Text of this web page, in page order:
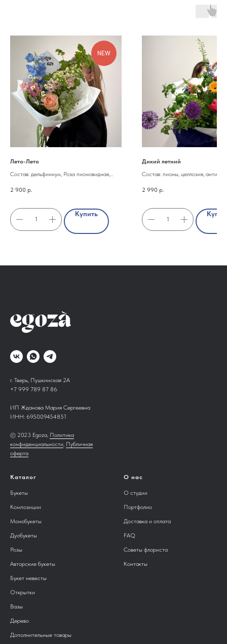
NEW
Лето-Лето
Состав: дельфиниум, Роза пионовидная,
2 900 р.
Купить
Дикий летний
Состав: пионы, целлозия,
малина
2 990 р.
г. Тверь, Пушкинская 2А
+7 999 789 87 86
ИП Жданова Мария Сергеевна
ИНН: 695009454851
© 2023 Egoza, Политика
конфиденциальности, Публичная
оферта
Каталог
Букеты
Композиции
Монобукеты
Дуобукеты
Розы
Авторские букеты
Букет невесты
Открытки
Вазы
Дерево
Дополнительные товары
О нас
О студии
Портфолио
Доставка и оплата
FAQ
Советы флориста
Контакты